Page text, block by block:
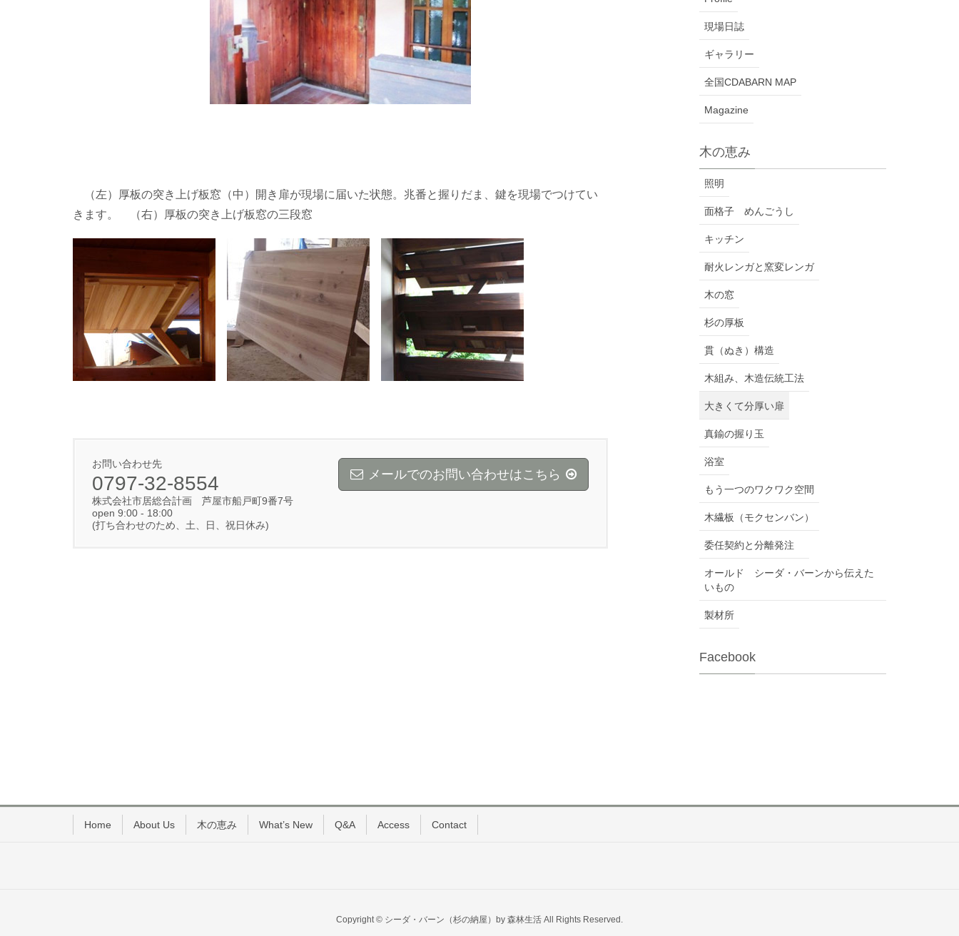
（左）厚板の突き上げ板窓（中）
開き扉が現場に届いた状態。兆番と握りだま、鍵を現場でつけてい
きます。 （右）厚板の突き上げ板窓の三段窓
お問い合わせ先
0797-32-8554
株式会社市居総合計画 芦屋市船戸町9番7号
open 9:00 - 18:00
(打ち合わせのため、土、日、祝日休み)
メールでのお問い合わせはこちら
現場日誌
ギャラリー
全国CDABARN MAP
Magazine
木の恵み
照明
面格子 めんごうし
キッチン
耐火レンガと窯変レンガ
木の窓
杉の厚板
貫（ぬき）構造
木組み、木造伝統工法
大きくて分厚い扉
真鍮の握り玉
浴室
もう一つのワクワク空間
木繊板（モクセンバン）
委任契約と分離発注
オールド シーダ・バーンから伝えた
いもの
製材所
Facebook
Home About Us 木の恵み What’s New Q&A Access Contact
Copyright © シーダ・バーン（杉の納屋）by 森林生活 All Rights Reserved.